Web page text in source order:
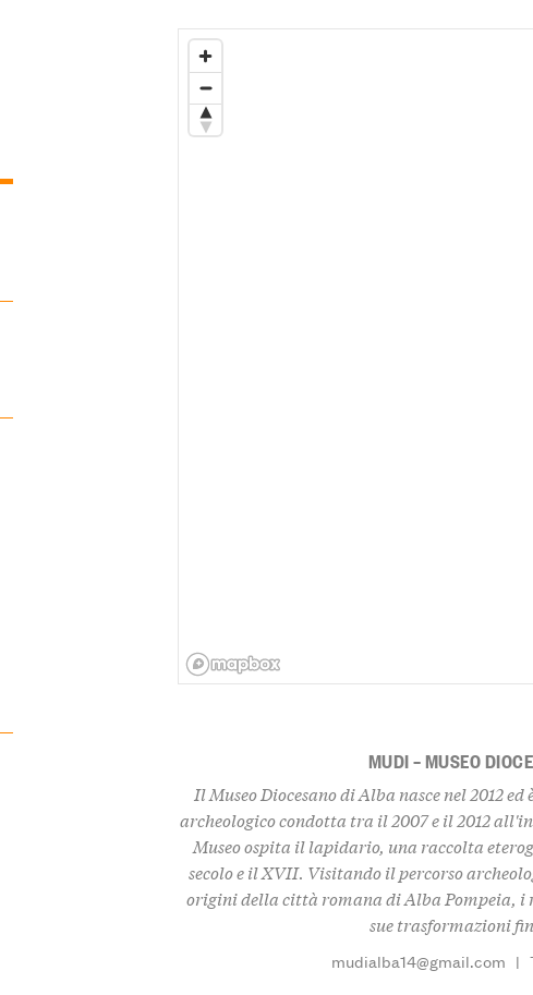
MUDI – MUSEO
Il Museo Diocesano di Alba nasce nel 2012
archeologico condotta tra il 2007 e il 2012
Museo ospita il lapidario, una raccolta
secolo e il XVII. Visitando il percorso
origini della città romana di Alba Pompeia, i
sue trasformazioni
mudialba14@gmail.com |